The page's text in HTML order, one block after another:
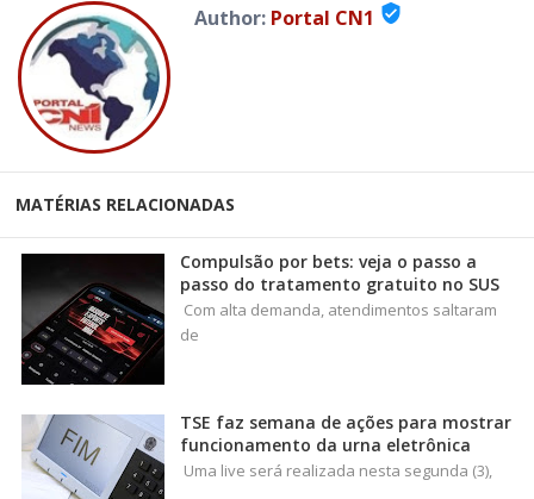
Author: Portal CN1 verified_user
MATÉRIAS RELACIONADAS
Compulsão por bets: veja o passo a
passo do tratamento gratuito no SUS
Com alta demanda, atendimentos saltaram
de
TSE faz semana de ações para mostrar
funcionamento da urna eletrônica
Uma live será realizada nesta segunda (3),